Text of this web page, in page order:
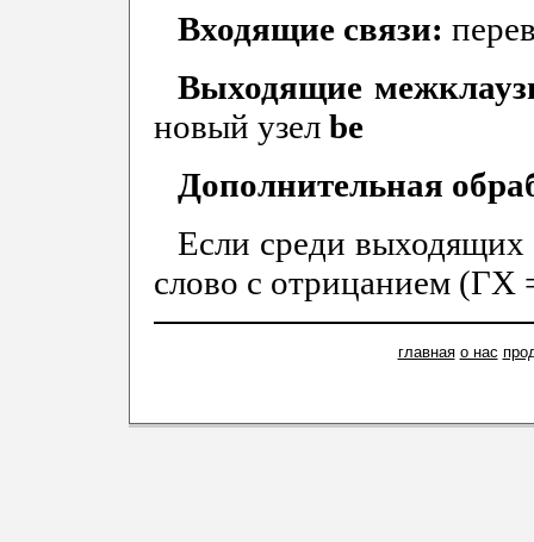
Входящие связи:
Выходящие
новый узел be
Дополнительная
Если среди
слово с отрицанием (ГХ
главная о нас